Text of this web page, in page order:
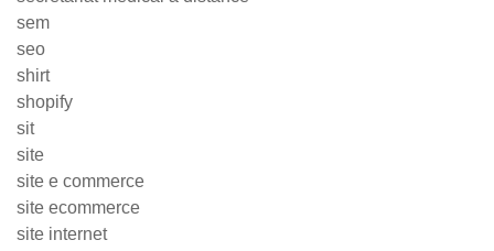
sem
seo
shirt
shopify
sit
site
site e commerce
site ecommerce
site internet